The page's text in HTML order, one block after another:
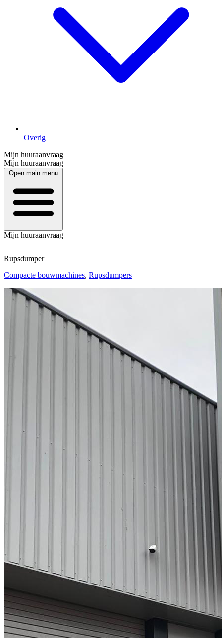
Overig
Mijn huuraanvraag
Mijn huuraanvraag
Open main menu
Mijn huuraanvraag
Rupsdumper
Compacte bouwmachines, Rupsdumpers